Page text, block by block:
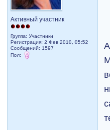
Активный участник
Группа: Участники
Регистрация: 2 Фев 2010, 05:52
Сообщений: 1597
Пол: